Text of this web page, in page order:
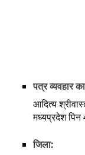
पत्र व्यवहार
आदित्य
मध्यप्रदेश
जिला: